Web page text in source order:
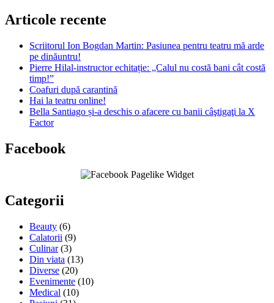
Articole recente
Scriitorul Ion Bogdan Martin: Pasiunea pentru teatru mă arde
pe dinăuntru!
Pierre Hilal-instructor echitație: „Calul nu costă bani cât costă
timp!”
Coafuri după carantină
Hai la teatru online!
Bella Santiago și-a deschis o afacere cu banii câştigaţi la X
Factor
Facebook
Categorii
Beauty (6)
Calatorii (9)
Culinar(3)
Din viata (13)
Diverse (20)
Evenimente (10)
Medical (10)